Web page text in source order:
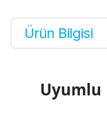
Ürün Bilgisi
Uyumlu